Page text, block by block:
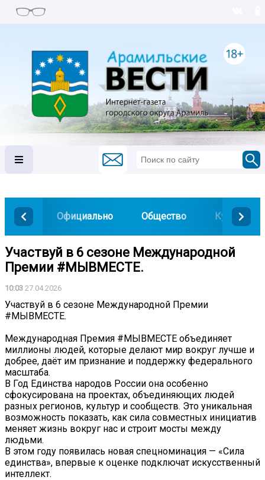
Официально Общество Культура
Участвуй в 6 сезоне Международной
Премии #МЫВМЕСТЕ.
10:03 27.04.2026
Участвуй в 6 сезоне Международной Премии
#МЫВМЕСТЕ.
Международная Премия #МЫВМЕСТЕ объединяет
миллионы людей, которые делают мир вокруг лучше и
добрее, даёт им признание и поддержку федерального
масштаба.
В Год Единства народов России она особенно
сфокусирована на проектах, объединяющих людей
разных регионов, культур и сообществ. Это уникальная
возможность показать, как сила совместных инициатив
меняет жизнь вокруг нас и строит мосты между
людьми.
В этом году появилась новая спецноминация — «Сила
единства», впервые к оценке подключат искусственный
интеллект.